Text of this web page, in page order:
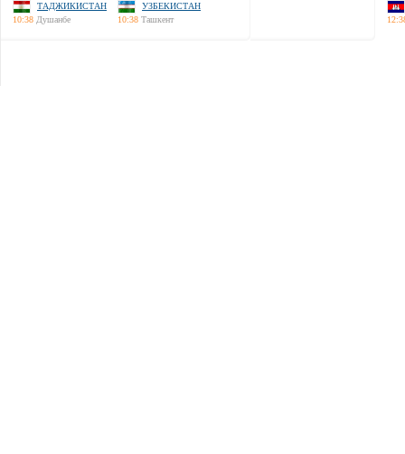
ТАДЖИКИСТАН
10:38 Душанбе
УЗБЕКИСТАН
10:38 Ташкент